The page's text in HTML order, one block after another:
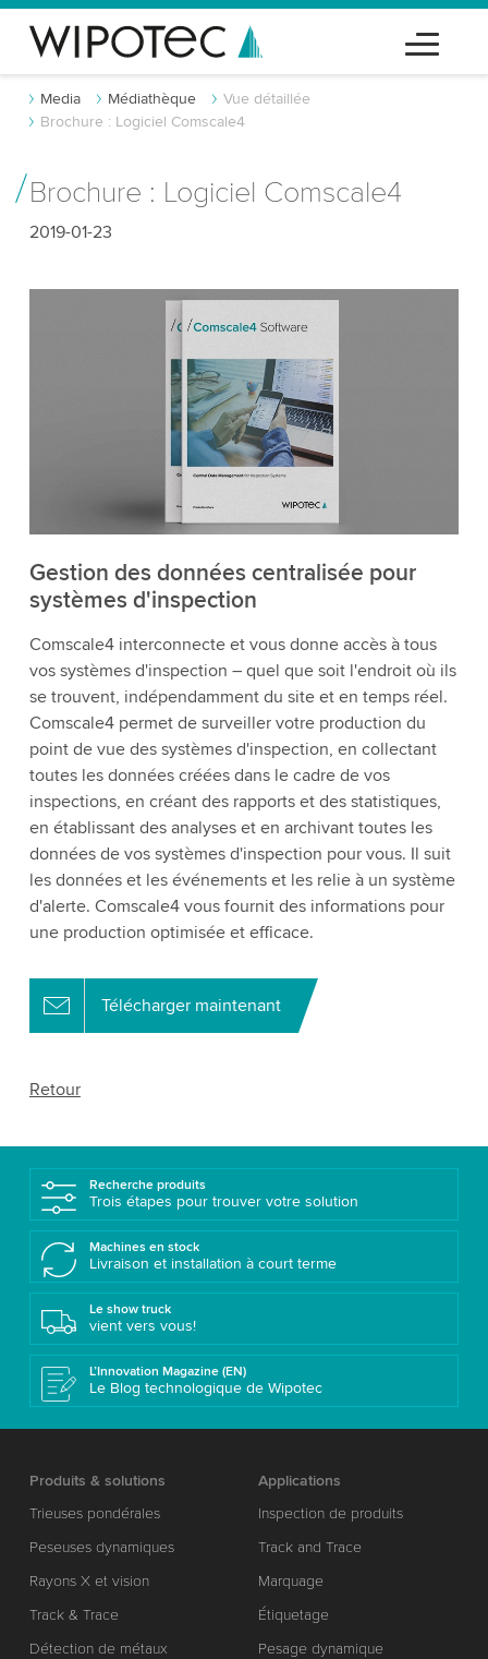
Media Médiathèque
Vue détaillée
Brochure : Logiciel Comscale4
Brochure : Logiciel Comscale4
2019-01-23
Gestion des données centralisée pour
systèmes d'inspection
Comscale4 interconnecte et vous donne accès à tous
vos systèmes d'inspection – quel que soit l'endroit où ils
se trouvent, indépendamment du site et en temps réel.
Comscale4 permet de surveiller votre production du
point de vue des systèmes d'inspection, en collectant
toutes les données créées dans le cadre de vos
inspections, en créant des rapports et des statistiques,
en établissant des analyses et en archivant toutes les
données de vos systèmes d'inspection pour vous. Il suit
les données et les événements et les relie à un système
d'alerte. Comscale4 vous fournit des informations pour
une production optimisée et efficace.
Télécharger maintenant
Retour
Recherche produits
Trois étapes pour trouver votre solution
Machines en stock
Livraison et installation à court terme
Le show truck
vient vers vous!
L’Innovation Magazine (EN)
Le Blog technologique de Wipotec
Produits & solutions
Trieuses pondérales
Peseuses dynamiques
Rayons X et vision
Track & Trace
Détection de métaux
Applications
Inspection de produits
Track and Trace
Marquage
Étiquetage
Pesage dynamique